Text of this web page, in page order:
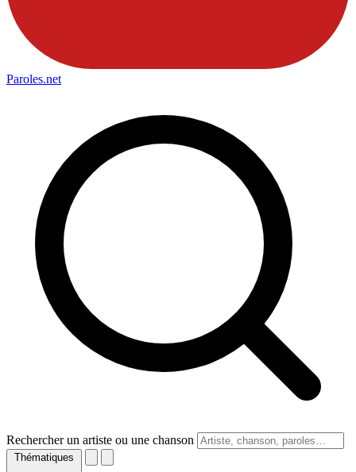
Paroles.net
Rechercher un artiste ou une chanson
Thématiques